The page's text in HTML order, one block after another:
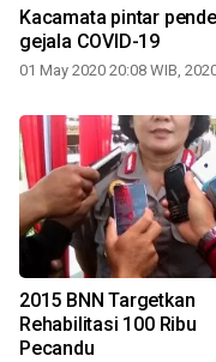
Kacamata pintar
gejala COVID-19
01 May 2020 20:08 WIB,
2015 BNN Targetkan
Rehabilitasi 100 Ribu
Pecandu